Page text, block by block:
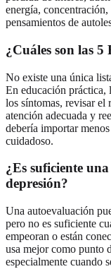
energía,
pensamientos de
¿Cuáles son las 5
No existe una única
En educación práctica,
los síntomas, revisar el
atención adecuada y
debería importar
cuidadoso.
¿Es suficiente
depresión?
Una autoevaluación
pero no es suficiente
empeoran o están
usa mejor como punto
especialmente cuando